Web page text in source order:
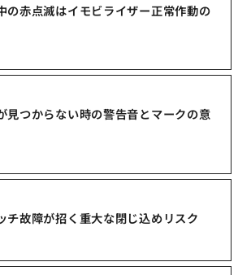
の赤点滅はイモビライザー正常作動の
見つからない時の警告音とマークの意
チ故障が招く重大な閉じ込めリスク